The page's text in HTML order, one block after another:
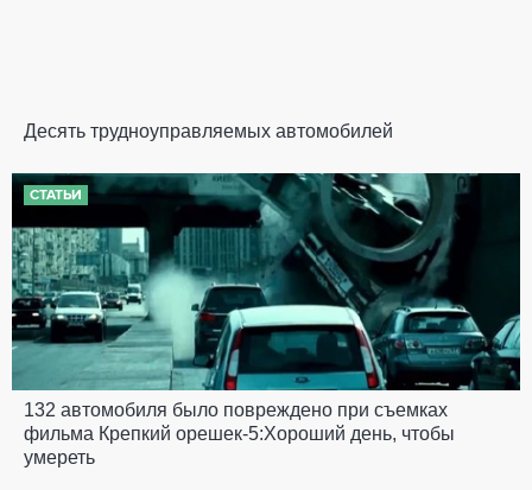
Десять трудноуправляемых автомобилей
СТАТЬИ
132 автомобиля было повреждено при съемках
фильма Крепкий орешек-5:Хороший день, чтобы
умереть